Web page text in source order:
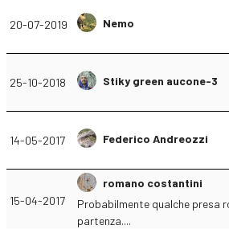
20-07-2019 Nemo
25-10-2018 Stiky green aucone-3
14-05-2017 Federico Andreozzi
15-04-2017
romano costantini
Probabilmente qualche presa
partenza....